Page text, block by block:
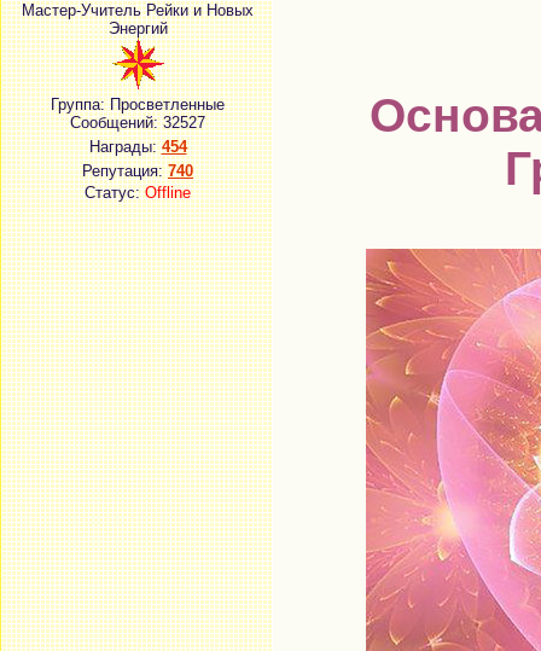
Мастер-Учитель Рейки и Новых
Энергий
Группа: Просветленные
Сообщений:32527
Награды:454
Репутация:740
Статус:Offline